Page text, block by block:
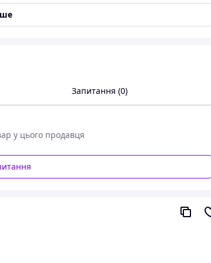
обстежень та діагностики.
та створює комфорт при роботі. Рукавички мають
облягають обидві руки.
праву та ліву руки);
Запитання (0)
у цього продавця